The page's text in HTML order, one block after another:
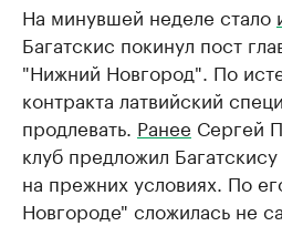
На минувшей неделе стало
Багатскис покинул пост
"Нижний Новгород". По
контракта латвийский
продлевать. Ранее Сергей
клуб предложил
на прежних условиях. По
Новгороде" сложилась не